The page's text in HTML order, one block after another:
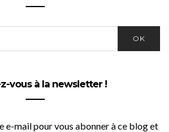
OK
vous à la newsletter !
e-mail pour vous abonner à ce blog et